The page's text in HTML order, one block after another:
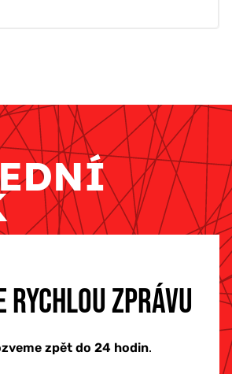
RYCHLOU ZPRÁVU
zpět do 24 hodin.